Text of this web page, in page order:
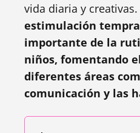
vida diaria y creativas.
estimulación
importante de la
niños, fomentando
diferentes áreas
comunicación y las